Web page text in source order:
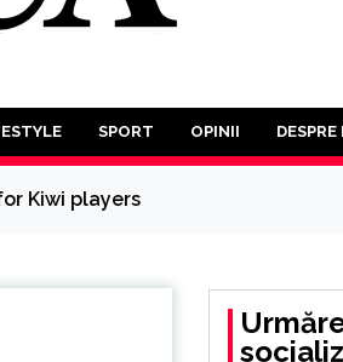
SPORT OPINII DESPRE
Kiwi players